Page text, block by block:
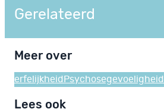
Gerelateerd
Meer over
erfelijkheid Psychosegevoeligheid
Lees ook